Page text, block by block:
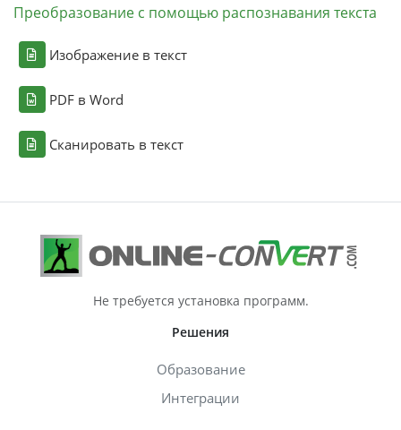
Преобразование с помощью распознавания текста
Изображение в текст
PDF в Word
Сканировать в текст
Не требуется установка программ.
Решения
Образование
Интеграции